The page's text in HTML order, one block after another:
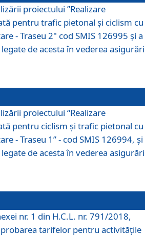
proiectului ”Realizare
pentru trafic pietonal și ciclism cu
- Traseu 2" cod SMIS 126995 și a
de acesta în vederea
proiectului “Realizare
pentru ciclism şi trafic pietonal cu
- Traseu 1” - cod SMIS 126994, și
de acesta în vederea
nr. 1 din H.C.L. nr. 791/2018,
tarifelor pentru activitățile